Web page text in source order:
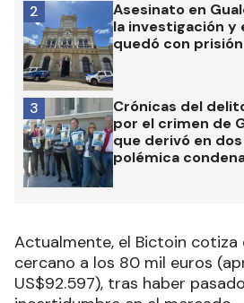
Asesinato en
la investigación y
quedó con
2
Crónicas del
por el crimen de
que derivó en
polémica
3
Actualmente, el Bictoin cotiza
cercano a los 80 mil euros
US$92.597), tras haber